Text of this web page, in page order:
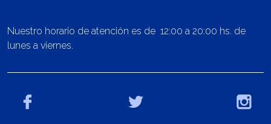
Nuestro horario de atención es de 12:00 a 20:00 hs. de
lunes a viernes.